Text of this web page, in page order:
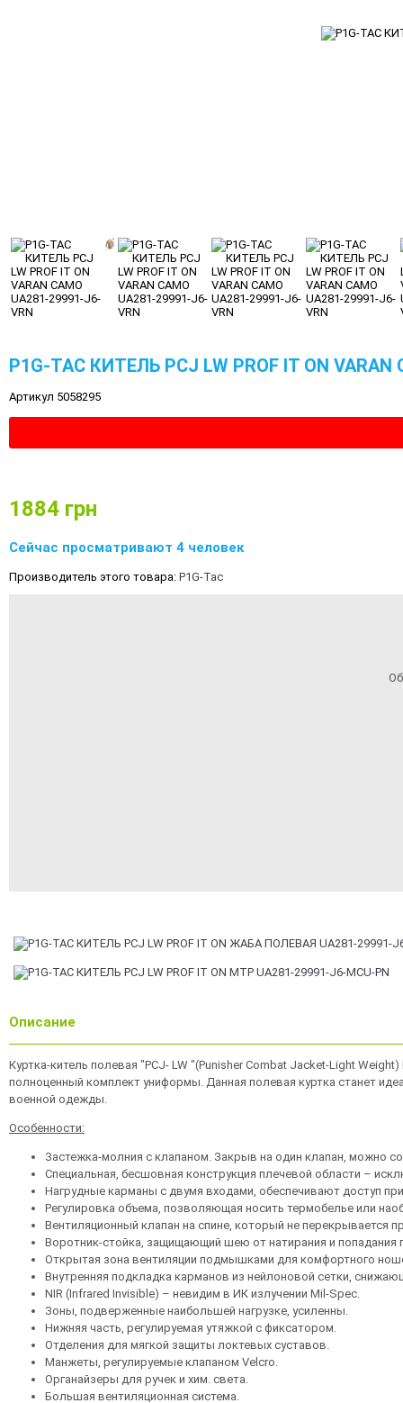
P1G-TAC КИТЕЛЬ PCJ LW PROF IT ON VARAN
Артикул 5058295
1884 грн
Сейчас просматривают 4 человек
Производитель этого товара: P1G-Tac
Описание
Куртка-китель полевая "PCJ- LW "(Punisher Combat Jacket-Light
полноценный комплект униформы. Данная полевая куртка станет
военной одежды.
Особенности:
Застежка-молния с клапаном. Закрыв на один клапан, можно
Специальная, бесшовная конструкция плечевой области –
Нагрудные карманы с двумя входами, обеспечивают доступ
Регулировка объема, позволяющая носить термобелье или
Вентиляционный клапан на спине, который не перекрывается
Воротник-стойка, защищающий шею от натирания и попадания
Открытая зона вентиляции подмышками для комфортного
Внутренняя подкладка карманов из нейлоновой сетки,
NIR (Infrared Invisible) – невидим в ИК излучении Mil-Spec.
Зоны, подверженные наибольшей нагрузке, усиленны.
Нижняя часть, регулируемая утяжкой с фиксатором.
Отделения для мягкой защиты локтевых суставов.
Манжеты, регулируемые клапаном Velcro.
Органайзеры для ручек и хим. света.
Большая вентиляционная система.